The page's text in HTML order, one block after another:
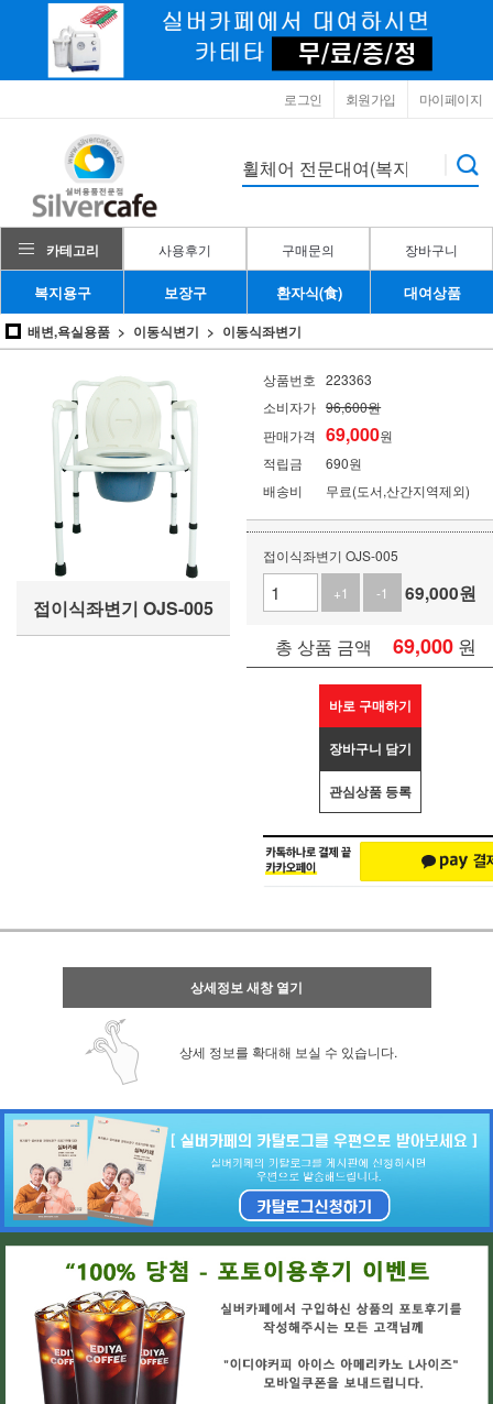
마이페이지
회원가입
로그인
카테고리 사용후기 구매문의 장바구니
복지용구 보장구 환자식(食) 대여상품
배변,욕실용품 이동식변기 이동식좌변기
접이식좌변기 OJS-005
상품번호 223363
소비자가 96,600원
판매가격 69,000원
적립금
690원
배송비
무료(도서,산간지역제외)
접이식좌변기 OJS-005
+1
-1 69,000원
총 상품 금액 69,000 원
바로 구매하기
장바구니 담기
관심상품 등록
상세정보 새창 열기
상세 정보를 확대해 보실 수 있습니다.